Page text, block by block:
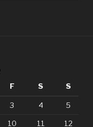
F S S
3 4 5
10 11 12